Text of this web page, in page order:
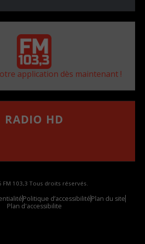
application dès maintenant !
RADIO HD
FM 103,3 Tous droits réservés.
Politique d’accessibilitéPlan du site
Plan d'accessibilite